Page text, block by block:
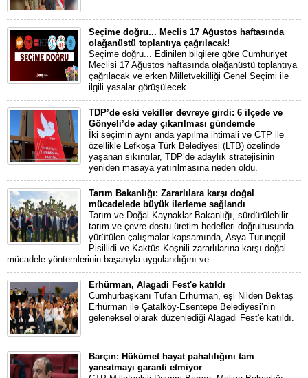
Seçime doğru... Meclis 17 Ağustos haftasında
olağanüstü toplantıya çağrılacak!
Seçime doğru... Edinilen bilgilere göre Cumhuriyet
Meclisi 17 Ağustos haftasında olağanüstü toplantıya
çağrılacak ve erken Milletvekilliği Genel Seçimi ile
ilgili yasalar görüşülecek.
TDP’de eski vekiller devreye girdi: 6 ilçede ve
Gönyeli’de aday çıkarılması gündemde
İki seçimin aynı anda yapılma ihtimali ve CTP ile
özellikle Lefkoşa Türk Belediyesi (LTB) özelinde
yaşanan sıkıntılar, TDP’de adaylık stratejisinin
yeniden masaya yatırılmasına neden oldu.
Tarım Bakanlığı: Zararlılara karşı doğal
mücadelede büyük ilerleme sağlandı
Tarım ve Doğal Kaynaklar Bakanlığı, sürdürülebilir
tarım ve çevre dostu üretim hedefleri doğrultusunda
yürütülen çalışmalar kapsamında, Asya Turunçgil
Pisillidi ve Kaktüs Koşnili zararlılarına karşı doğal
mücadele yöntemlerinin başarıyla uygulandığını ve
Erhürman, Alagadi Fest'e katıldı
Cumhurbaşkanı Tufan Erhürman, eşi Nilden Bektaş
Erhürman ile Çatalköy-Esentepe Belediyesi’nin
geleneksel olarak düzenlediği Alagadi Fest'e katıldı.
Barçın: Hükümet hayat pahalılığını tam
yansıtmayı garanti etmiyor